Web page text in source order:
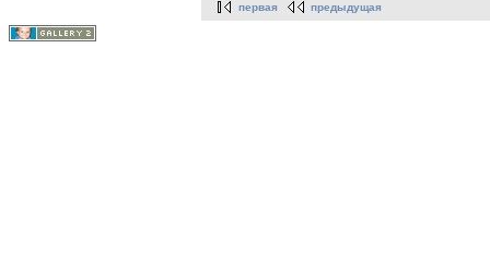
первая предыдущая